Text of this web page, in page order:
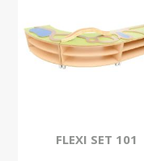
FLEXI SET 101